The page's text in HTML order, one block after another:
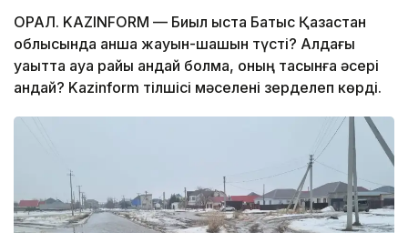
ОРАЛ. KAZINFORM — Биыл қыста Батыс Қазақстан
облысында қанша жауын-шашын түсті? Алдағы
уақытта ауа райы қандай болмақ, оның тасқынға әсері
қандай? Kazinform тілшісі мәселені зерделеп көрді.